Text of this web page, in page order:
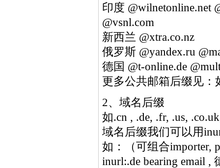
印度 @wilnetonline.net
@vsnl.com
新西兰 @xtra.co.nz
俄罗斯 @yandex.ru
德国 @t-online.de
更多公共邮箱后缀见：
2、域名后缀
如.cn , .de, .fr, .us,
域名后缀我们可以用
如：（可组合importer,
inurl:.de bearing email ,